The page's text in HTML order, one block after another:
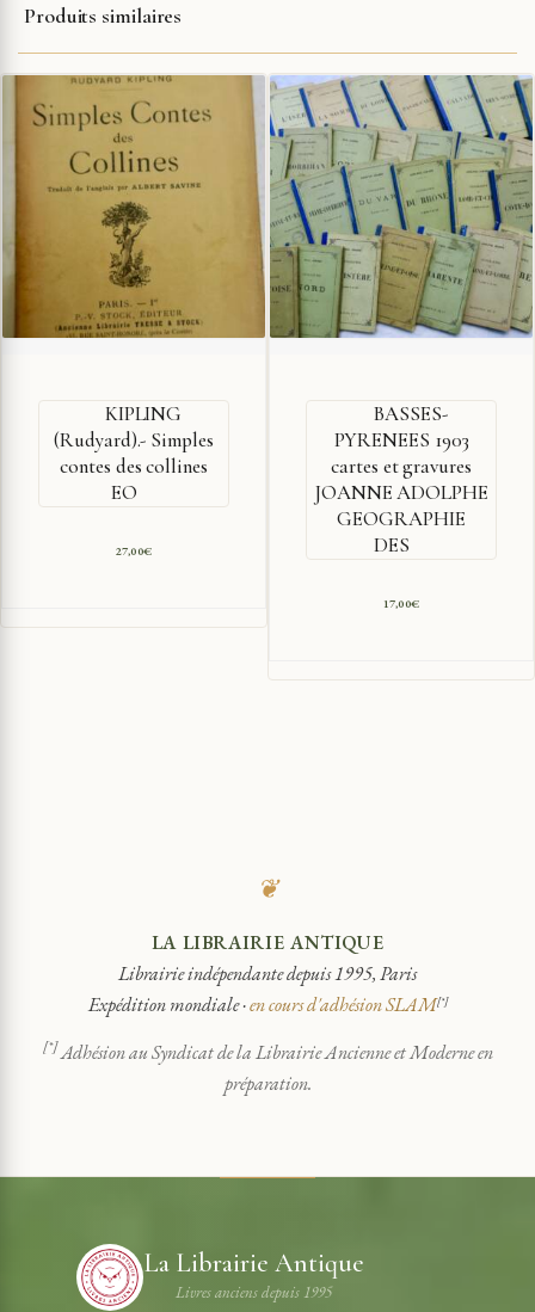
Produits similaires
KIPLING
(Rudyard).- Simples
contes des collines
EO
27,00€
BASSES-
PYRENEES 1903
cartes et gravures
JOANNE ADOLPHE
GEOGRAPHIE
DES
17,00€
❦
LA LIBRAIRIE ANTIQUE
Librairie indépendante depuis 1995, Paris
Expédition mondiale ·en cours d'adhésion SLAM[*]
[*]Adhésion au Syndicat de la Librairie Ancienne et Moderne en
préparation.
La Librairie Antique
Livres anciens depuis 1995